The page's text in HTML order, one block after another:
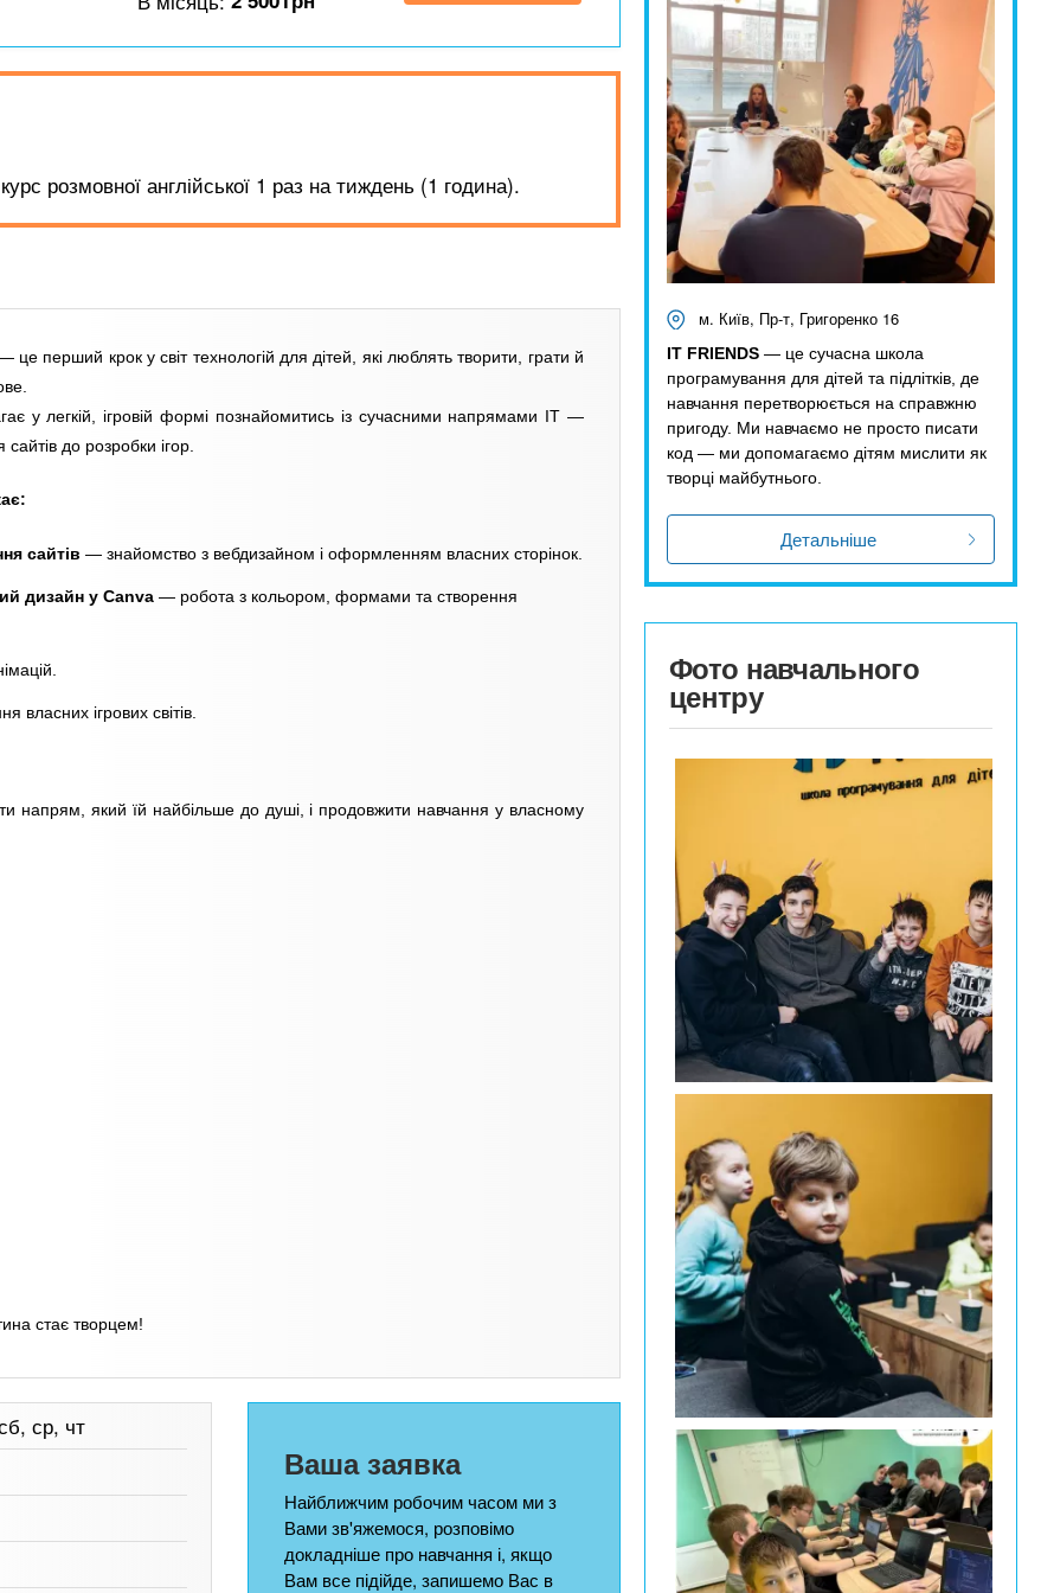
розмовної англійської 1 раз на тиждень (1 година).
це перший крок у світ технологій для дітей, які люблять творити, грати й
у легкій, ігровій формі познайомитись із сучасними напрямами ІТ —
сайтів до розробки ігор.
сайтів — знайомство з вебдизайном і оформленням власних сторінок.
дизайн у Canva — робота з кольором, формами та створення
власних ігрових світів.
напрям, який їй найбільше до душі, і продовжити навчання у власному
стає творцем!
ср, чт
Ваша заявка
Найближчим робочим часом ми з
Вами зв'яжемося, розповімо
докладніше про навчання і, якщо
Вам все підійде, запишемо Вас в
м. Київ, Пр-т, Григоренко 16
IT FRIENDS — це сучасна школа
програмування для дітей та підлітків, де
навчання перетворюється на справжню
пригоду. Ми навчаємо не просто писати
код — ми допомагаємо дітям мислити як
творці майбутнього.
Детальніше
Фото навчального
центру